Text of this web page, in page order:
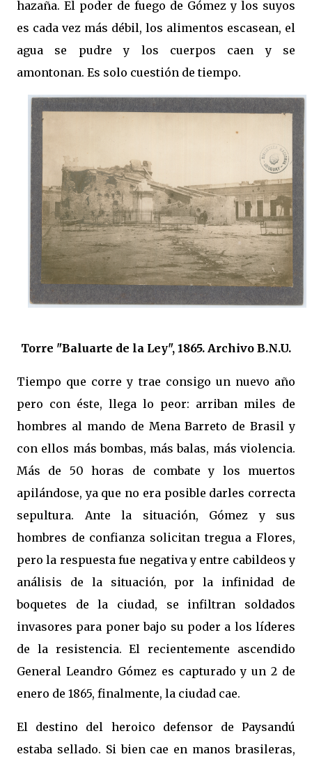
hazaña. El poder de fuego de Gómez y los suyos
es cada vez más débil, los alimentos escasean, el
agua se pudre y los cuerpos caen y se
amontonan. Es solo cuestión de tiempo.
Torre "Baluarte de la Ley", 1865. Archivo B.N.U.
Tiempo que corre y trae consigo un nuevo año
pero con éste, llega lo peor: arriban miles de
hombres al mando de Mena Barreto de Brasil y
con ellos más bombas, más balas, más violencia.
Más de 50 horas de combate y los muertos
apilándose, ya que no era posible darles correcta
sepultura. Ante la situación, Gómez y sus
hombres de confianza solicitan tregua a Flores,
pero la respuesta fue negativa y entre cabildeos y
análisis de la situación, por la infinidad de
boquetes de la ciudad, se infiltran soldados
invasores para poner bajo su poder a los líderes
de la resistencia. El recientemente ascendido
General Leandro Gómez es capturado y un 2 de
enero de 1865, finalmente, la ciudad cae.
El destino del heroico defensor de Paysandú
estaba sellado. Si bien cae en manos brasileras,